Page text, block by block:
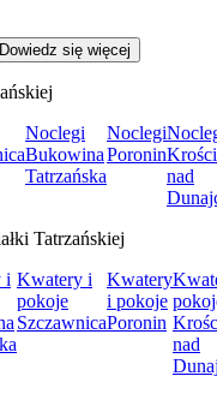
Dowiedz się więcej
Noclegi
Bukowina
Tatrzańska
Noclegi
Poronin
nad
Tatrzańskiej
i Kwatery i
pokoje
Szczawnica
Kwatery
i pokoje
Poronin
nad